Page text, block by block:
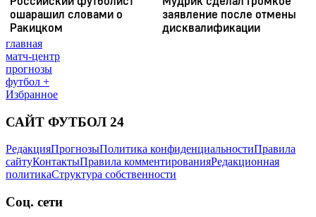
главная
матч-центр
прогнозы
футбол +
Избранное
САЙТ ФУТБОЛ 24
РедакцияПрогнозыПолитика конфиденциальностиПравила
сайтуКонтактыПравила комментированияРедакционная
политикаСтруктура собственности
Соц. сети